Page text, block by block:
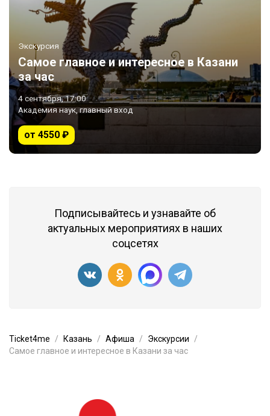
Экскурсия
Самое главное и интересное в Казани
за час
4 сентября, 17:00
Академия наук, главный вход
от 4550 ₽
Подписывайтесь и узнавайте об
актуальных мероприятиях в наших
соцсетях
Ticket4me Казань Афиша
Экскурсии
Самое главное и интересное в Казани за час